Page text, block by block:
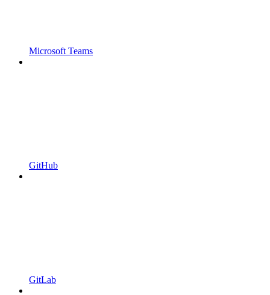
Microsoft Teams
GitHub
GitLab